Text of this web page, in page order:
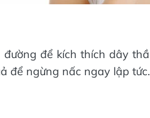
đường để kích thích dây
để ngừng nấc ngay lập tức.